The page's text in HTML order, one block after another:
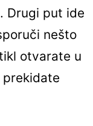
Drugi put ide
nešto
otvarate u
prekidate